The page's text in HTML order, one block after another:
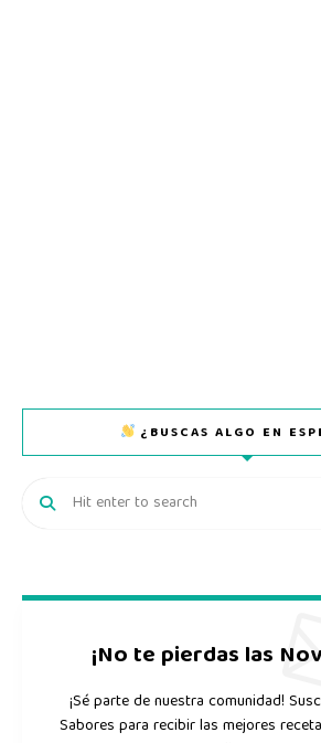
¿BUSCAS ALGO EN
¡No te pierdas las
¡Sé parte de nuestra comunidad!
Sabores para recibir las mejores